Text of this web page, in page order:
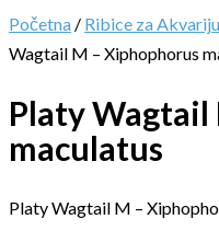
Početna / Ribice za
Wagtail M – Xiphophorus
Platy Wagtail
maculatus
Platy Wagtail M –